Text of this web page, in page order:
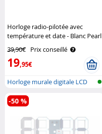
Horloge radio-pilotée avec
température et date - Blanc Pearl
39,90€ Prix conseillé
19,95€
Horloge murale digitale LCD
radiopi..
-50 %